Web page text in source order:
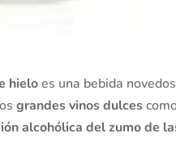
hieloes una bebida
grandes vinos dulces
alcohólica del zumo de